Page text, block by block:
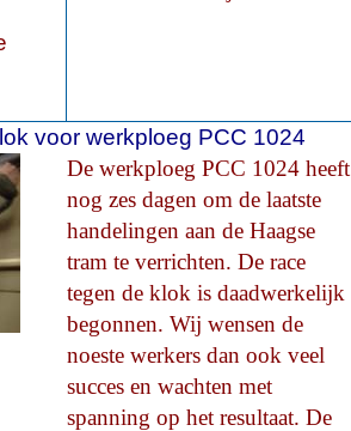
voor werkploeg PCC 1024
De werkploeg PCC 1024 heeft
nog zes dagen om de laatste
handelingen aan de Haagse
tram te verrichten. De race
tegen de klok is daadwerkelijk
begonnen. Wij wensen de
noeste werkers dan ook veel
succes en wachten met
spanning op het resultaat. De